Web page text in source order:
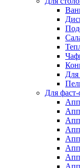
Для
Для фаст-